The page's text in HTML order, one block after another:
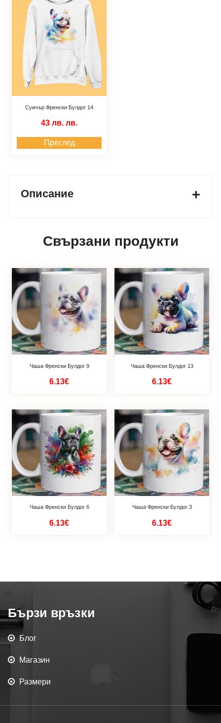
Суичър Френски Булдог 14
43 лв. лв.
Преглед
Описание
Свързани продукти
Чаша Френски Булдог 9
6.13€
Чаша Френски Булдог 13
6.13€
Чаша Френски Булдог 6
6.13€
Чаша Френски Булдог 3
6.13€
Бързи връзки
Блог
Магазин
Размери